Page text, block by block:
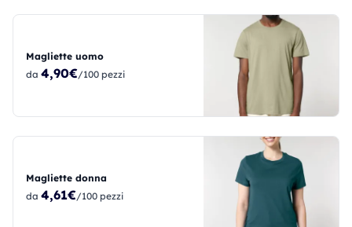
Magliette uomo
da 4,90€/100 pezzi
Magliette donna
da 4,61€/100 pezzi